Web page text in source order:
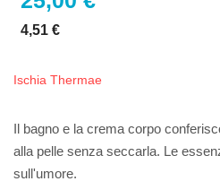
4,51 €
Ischia Thermae
Il bagno e la crema corpo
alla pelle senza seccarla. Le
sull'umore.